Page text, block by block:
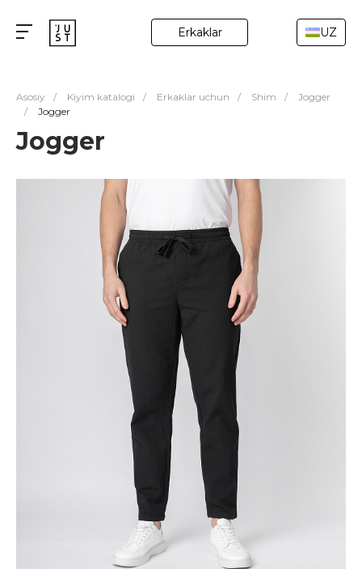
Erkaklar UZ
Asosiy / Kiyim katalogi / Erkaklar uchun / Shim /
Jogger
/
Jogger
Jogger